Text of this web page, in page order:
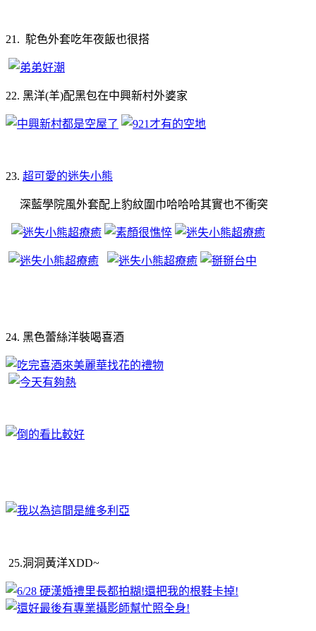
21. 駝色外套吃年夜飯也很搭
22. 黑洋(羊)配黑包在中興新村外婆家
23. 超可愛的迷失小熊
深藍學院風外套配上豹紋圍巾哈哈哈其實也不衝突
24. 黑色蕾絲洋裝喝喜酒
25.洞洞黃洋XDD~